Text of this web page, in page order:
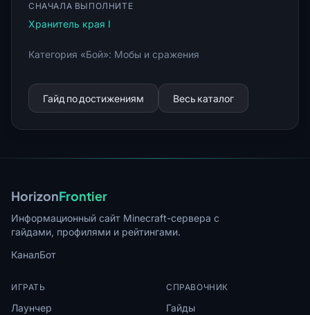
СНАЧАЛА ВЫПОЛНИТЕ
Хранитель края I
Категория «Бой»: Мобы и сражения
Гайд по достижениям Весь каталог
HorizonFrontier
Информационный сайт Minecraft-сервера с
гайдами, профилями и рейтингами.
КаналБот
ИГРАТЬ
Лаунчер
СПРАВОЧНИК
Гайды